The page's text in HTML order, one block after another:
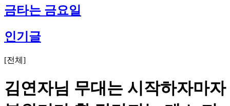
금타는 금요일
인기글
[전체 ]
김연자님 무대는 시작하자마자